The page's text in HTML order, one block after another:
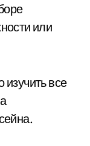
или
все